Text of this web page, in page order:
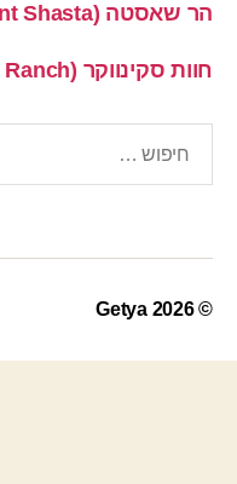
הר שאסטה (Mount Shasta)
חוות סקינווקר (Skinwalker Ranch)
© 2026
Getya